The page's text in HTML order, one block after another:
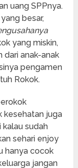
uang SPPnya.
besar,
yang miskin,
dari anak-anak
pengamen
Rokok.
kesehatan juga
kalau sudah
sehari enjoy
hanya cocok
jangan